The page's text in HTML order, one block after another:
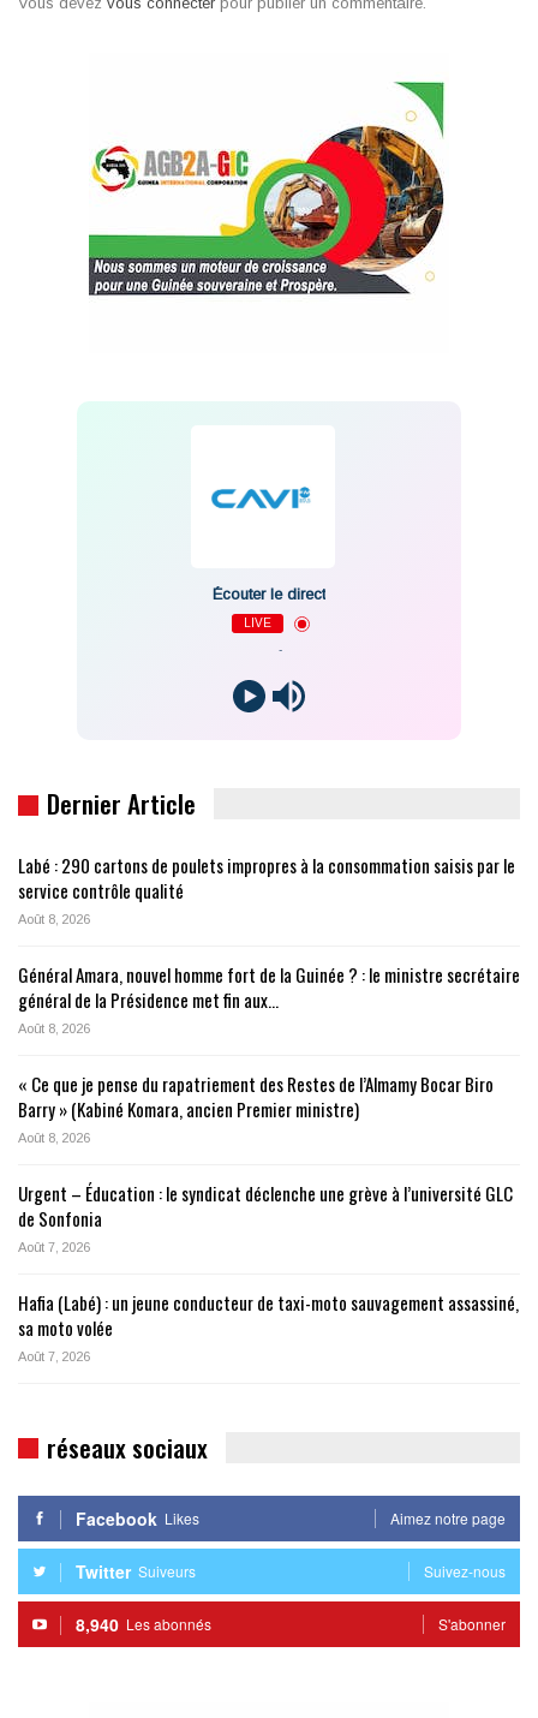
Écouter le direct
LIVE
Dernier Article
Labé : 290 cartons de poulets impropres à la consommation saisis par le
service contrôle qualité
Août 8, 2026
Général Amara, nouvel homme fort de la Guinée ? : le ministre secrétaire
général de la Présidence met fin aux…
Août 8, 2026
« Ce que je pense du rapatriement des Restes de l’Almamy Bocar Biro
Barry » (Kabiné Komara, ancien Premier ministre)
Août 8, 2026
Urgent – Éducation : le syndicat déclenche une grève à l’université GLC
de Sonfonia
Août 7, 2026
Hafia (Labé) : un jeune conducteur de taxi-moto sauvagement assassiné,
sa moto volée
Août 7, 2026
réseaux sociaux
Facebook Likes Aimez notre page
Twitter Suiveurs Suivez-nous
8,940 Les abonnés S'abonner